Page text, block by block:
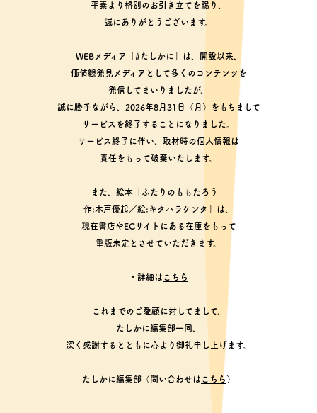
平素より格別のお引き立てを賜り、
誠にありがとうございます。
WEBメディア「#たしかに」は、開設以来、
価値観発見メディアとして多くのコンテンツを
発信してまいりましたが、
誠に勝手ながら、2026年8月31日（月）をもちまして
サービスを終了することになりました。
サービス終了に伴い、取材時の個人情報は
責任をもって破棄いたします。
また、絵本「ふたりのももたろう
作:木戸優起／絵:キタハラケンタ」は、
現在書店やECサイトにある在庫をもって
重版未定とさせていただきます。
・詳細は こちら
これまでのご愛顧に対してまして、
たしかに編集部一同、
深く感謝するとともに心より御礼申し上げます。
たしかに編集部（問い合わせは こちら ）